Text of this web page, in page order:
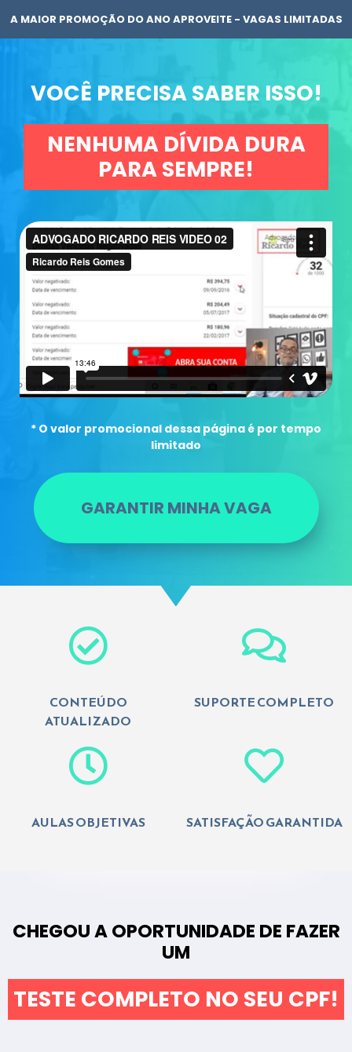
A MAIOR PROMOÇÃO DO ANO APROVEITE - VAGAS LIMITADAS
VOCÊ PRECISA SABER ISSO!
NENHUMA DÍVIDA DURA
PARA SEMPRE!
* O valor promocional dessa página é por tempo
limitado
GARANTIR MINHA VAGA
CONTEÚDO
ATUALIZADO
SUPORTE COMPLETO
AULAS OBJETIVAS SATISFAÇÃO GARANTIDA
CHEGOU A OPORTUNIDADE DE FAZER
UM
TESTE COMPLETO NO SEU CPF!